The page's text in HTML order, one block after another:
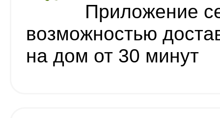
Приложение
возможностью
на дом от 30 минут